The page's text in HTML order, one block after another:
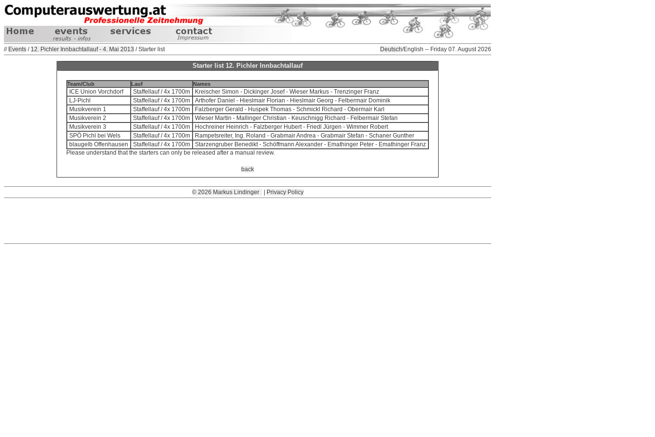
// Events / 12. Pichler Innbachtallauf - 4. Mai 2013 / Starter list Deutsch/English -- Friday 07. August 2026
Starter list 12. Pichler Innbachtallauf
Team/Club Lauf Names
ICE Union Vorchdorf Staffellauf / 4x 1700m
Kreischer Simon - Dickinger Josef - Wieser Markus - Trenzinger Franz
LJ-Pichl
Staffellauf / 4x 1700m
Arthofer Daniel - Hieslmair Florian - Hieslmair Georg - Felbermair Dominik
Musikverein 1
Staffellauf / 4x 1700m
Falzberger Gerald - Huspek Thomas - Schmickl Richard - Obermair Karl
Musikverein 2
Staffellauf / 4x 1700m
Wieser Martin - Mallinger Christian - Keuschnigg Richard - Felbermair Stefan
Musikverein 3
Staffellauf / 4x 1700m
Hochreiner Heinrich - Falzberger Hubert - Friedl Jürgen - Wimmer Robert
SPÖ Pichl bei Wels
Staffellauf / 4x 1700m
Rampetsreiter, Ing. Roland - Grabmair Andrea - Grabmair Stefan - Schaner Gunther
blaugelb Offenhausen
Staffellauf / 4x 1700m
Starzengruber Benedikt - Schöffmann Alexander - Emathinger Peter - Emathinger Franz
Please understand that the starters can only be released after a manual review.
back
© 2026 Markus Lindinger Privacy Policy